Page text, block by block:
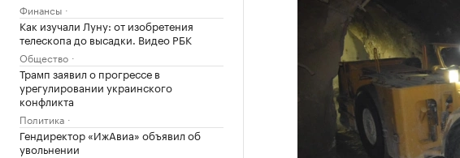
Финансы
Как изучали Луну: от изобретения
телескопа до высадки. Видео РБК
Общество
Трамп заявил о прогрессе в
урегулировании украинского
конфликта
Политика
Гендиректор «ИжАвиа» объявил об
увольнении